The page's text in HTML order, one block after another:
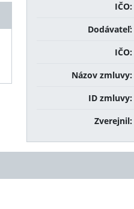
IČO:
Dodávateľ:
IČO:
Názov zmluvy:
ID zmluvy:
Zverejnil: